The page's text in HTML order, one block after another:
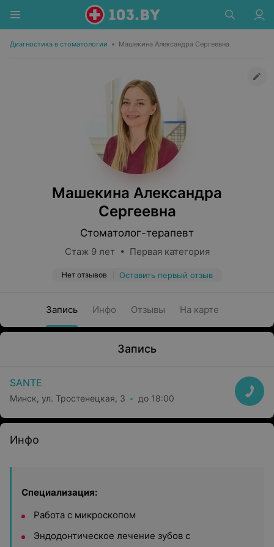
Диагностика в стоматологии • Машекина Александра Сергеевна
Машекина Александра
Сергеевна
Стоматолог-терапевт
Стаж 9 лет • Первая категория
Нет отзывов Оставить первый отзыв
Запись Инфо Отзывы На карте
Запись
SANTE
Минск, ул. Тростенецкая, 3 до 18:00
Инфо
Специализация:
Работа с микроскопом
Эндодонтическое лечение зубов с